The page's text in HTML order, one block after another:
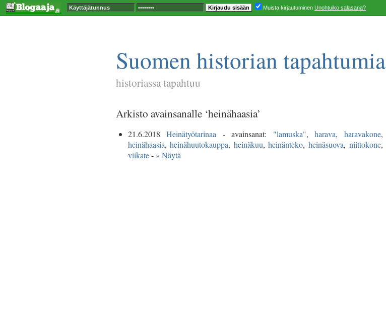
Suomen historian tapahtumia
historiassa tapahtuu
Arkisto avainsanalle ‘heinähaasia’
21.6.2018 Heinätyötarinaa - avainsanat: "lamuska", harava, haravakone,
heinähaasia,heinähuutokauppa, heinäkuu,heinänteko, heinäsuova, niittokone,
viikate- » Näytä
Muista kirjautuminen Unohtuiko salasana?